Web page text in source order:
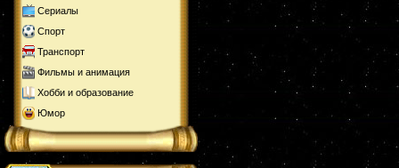
Сериалы
Спорт
Транспорт
Фильмы и анимация
Хобби и образование
Юмор